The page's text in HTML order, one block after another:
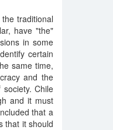
traditional
have "the"
in some
certain
same time,
and the
Chile
and it must
that a
that it should